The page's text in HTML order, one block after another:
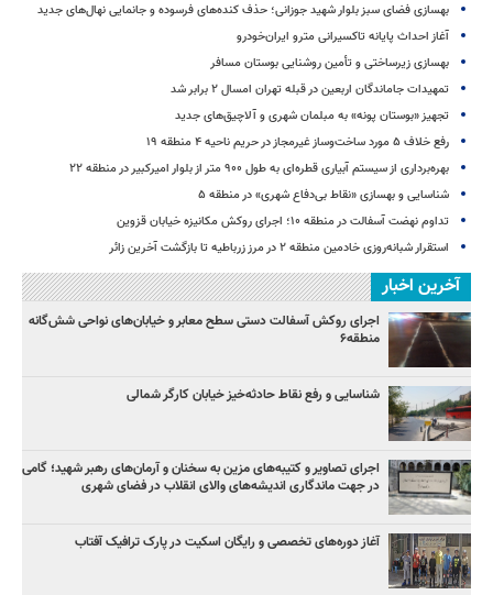
بهسازی فضای سبز بلوار شهید جوزانی؛ حذف کنده‌های فرسوده و جانمایی نهال‌های جدید
آغاز احداث پایانه تاکسیرانی مترو ایران‌خودرو
بهسازی زیرساختی و تأمین روشنایی بوستان مسافر
تمهیدات جاماندگان اربعین در قبله تهران امسال ۲ برابر شد
تجهیز «بوستان پونه» به مبلمان شهری و آلاچیق‌های جدید
رفع خلاف ۵ مورد ساخت‌وساز غیرمجاز در حریم ناحیه ۴ منطقه ۱۹
بهره‌برداری از سیستم آبیاری قطره‌ای به طول ۹۰۰ متر از بلوار امیرکبیر در منطقه ۲۲
شناسایی و بهسازی «نقاط بی‌دفاع شهری» در منطقه ۵
تداوم نهضت آسفالت در منطقه ۱۰؛ اجرای روکش مکانیزه خیابان قزوین
استقرار شبانه‌روزی خادمین منطقه ۲ در مرز زرباطیه تا بازگشت آخرین زائر
آخرین اخبار
اجرای روکش آسفالت دستی سطح معابر و خیابان‌های نواحی شش‌گانه
منطقه۶
شناسایی و رفع نقاط حادثه‌خیز خیابان کارگر شمالی
اجرای تصاویر و کتیبه‌های مزین به سخنان و آرمان‌های رهبر شهید؛ گامی
در جهت ماندگاری اندیشه‌های والای انقلاب در فضای شهری
آغاز دوره‌های تخصصی و رایگان اسکیت در پارک ترافیک آفتاب